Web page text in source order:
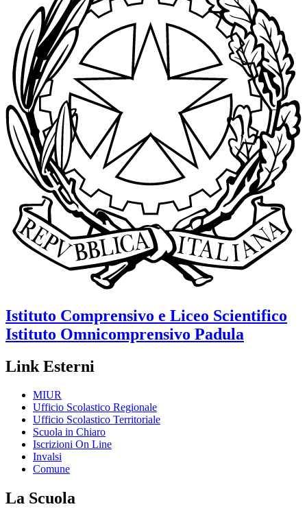
Istituto Comprensivo e Liceo Scientifico
Istituto Omnicomprensivo Padula
Link Esterni
MIUR
Ufficio Scolastico Regionale
Ufficio Scolastico Territoriale
Scuola in Chiaro
Iscrizioni On Line
Invalsi
Comune
La Scuola